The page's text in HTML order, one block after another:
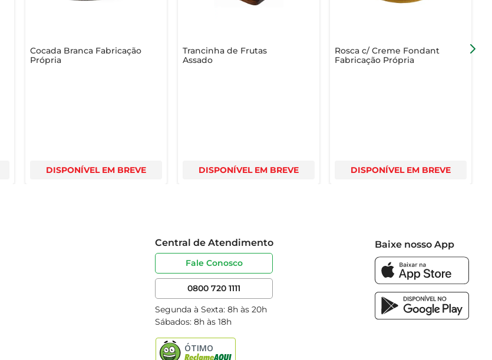
Cocada Branca Fabricação
Própria
DISPONÍVEL EM BREVE
Trancinha de Frutas
Assado
DISPONÍVEL EM BREVE
Rosca c/ Creme Fondant
Fabricação Própria
DISPONÍVEL EM BREVE
Central de Atendimento
Fale Conosco
0800 720 1111
Segunda à Sexta: 8h às 20h
Sábados: 8h às 18h
Baixe nosso App